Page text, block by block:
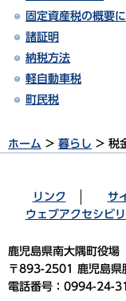
固定資産税の概要
諸証明
納税方法
軽自動車税
町民税
ホーム > 暮らし > 税
リンク サ
ウェブアクセシビ
鹿児島県南大隅町役場
〒893-2501 鹿児島県
電話番号：0994-24-